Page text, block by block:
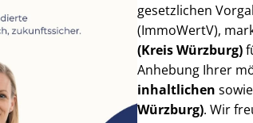
gesetzlichen
(ImmoWertV),
(Kreis Würzburg)
Anhebung Ihrer
inhaltlichen sowie
Würzburg). Wir